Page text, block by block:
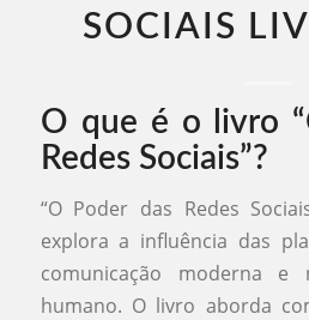
SOCIAIS
O que é o livro
Redes Sociais”?
“O Poder das Redes
explora a influência das
comunicação moderna e
humano. O livro aborda